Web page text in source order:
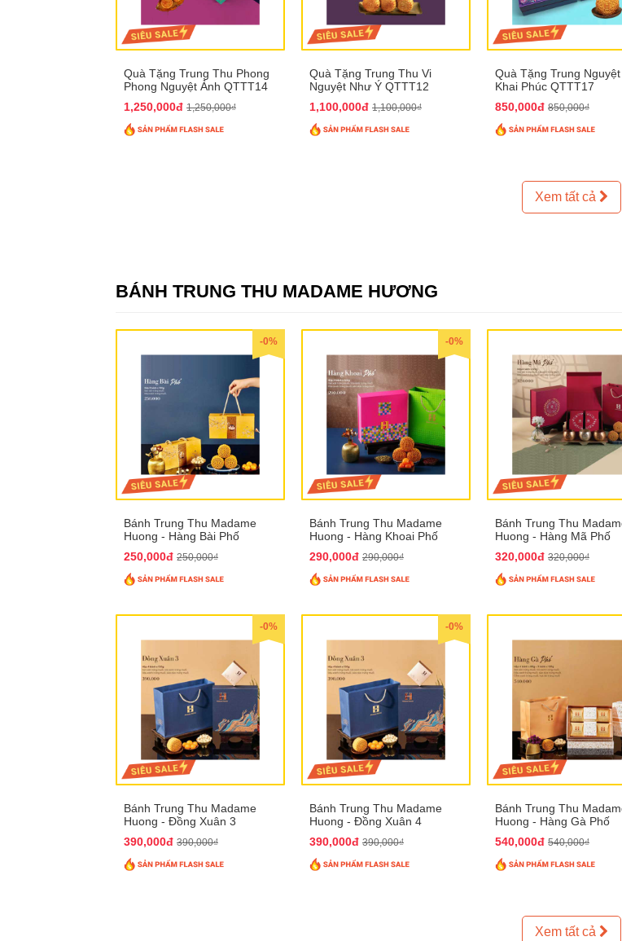
Quà Tặng Trung Thu Phong
Phong Nguyệt Ảnh QTTT14
1,250,000đ 1,250,000₫
Quà Tặng Trung Thu Vi
Nguyệt Như Ý QTTT12
1,100,000đ 1,100,000₫
Quà Tặng Trung Nguyệt
Khai Phúc QTTT17
850,000đ 850,000₫
Xem tất cả
BÁNH TRUNG THU MADAME HƯƠNG
-0%
Bánh Trung Thu Madame
Huong - Hàng Bài Phố
250,000đ 250,000₫
-0%
Bánh Trung Thu Madame
Huong - Hàng Khoai Phố
290,000đ 290,000₫
Bánh Trung Thu
Huong - Hàng Mã Phố
320,000đ 320,000₫
-0%
Bánh Trung Thu Madame
Huong - Đồng Xuân 3
390,000đ 390,000₫
-0%
Bánh Trung Thu Madame
Huong - Đồng Xuân 4
390,000đ 390,000₫
Bánh Trung Thu
Huong - Hàng Gà Phố
540,000đ 540,000₫
Xem tất cả